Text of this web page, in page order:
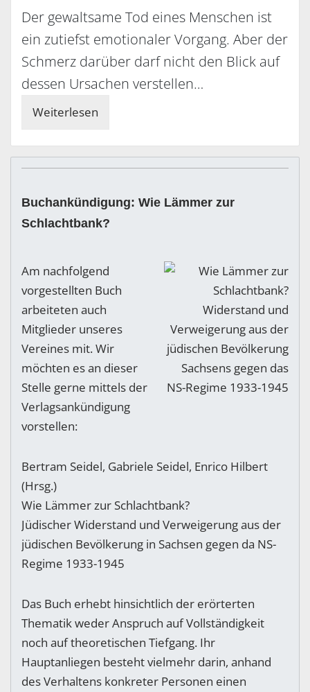
Der gewaltsame Tod eines Menschen ist
ein zutiefst emotionaler Vorgang. Aber der
Schmerz darüber darf nicht den Blick auf
dessen Ursachen verstellen…
Weiterlesen
Buchankündigung: Wie Lämmer zur
Schlachtbank?
Am nachfolgend
vorgestellten Buch
arbeiteten auch
Mitglieder unseres
Vereines mit. Wir
möchten es an dieser
Stelle gerne mittels der
Verlagsankündigung
vorstellen:
Bertram Seidel, Gabriele Seidel, Enrico Hilbert
(Hrsg.)
Wie Lämmer zur Schlachtbank?
Jüdischer Widerstand und Verweigerung aus der
jüdischen Bevölkerung in Sachsen gegen da NS-
Regime 1933-1945
Das Buch erhebt hinsichtlich der erörterten
Thematik weder Anspruch auf Vollständigkeit
noch auf theoretischen Tiefgang. Ihr
Hauptanliegen besteht vielmehr darin, anhand
des Verhaltens konkreter Personen einen